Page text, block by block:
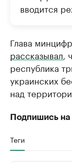
вводится
Глава
рассказывал
республика
украинских
над
Подпишись на
Теги